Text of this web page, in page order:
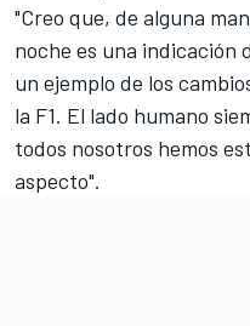
"Creo que, de alguna
noche es una indicación
un ejemplo de los
la F1. El lado humano
todos nosotros hemos
aspecto".